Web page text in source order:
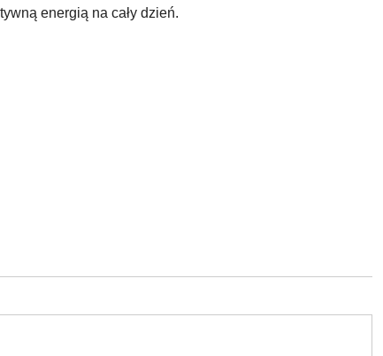
energią na cały dzień.